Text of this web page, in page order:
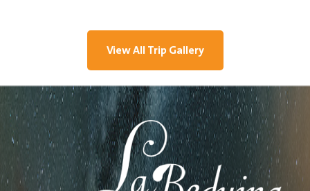
View All Trip Gallery